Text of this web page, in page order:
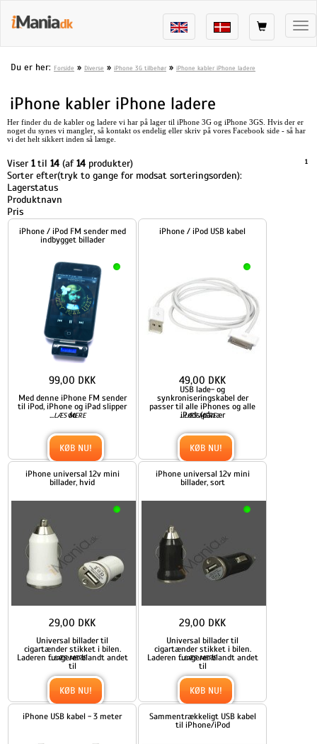
Du er her: Forside » Diverse » iPhone 3G tilbehør » iPhone kabler iPhone ladere
iPhone kabler iPhone ladere
Her finder du de kabler og ladere vi har på lager til iPhone 3G og iPhone 3GS. Hvis der er
noget du synes vi mangler, så kontakt os endelig eller skriv på vores Facebook side - så har
vi det helt sikkert inden så længe.
Viser 1til 14 (af14 produkter) 1
Sorter efter(tryk to gange for modsat sorteringsorden):
Lagerstatus
Produktnavn
Pris
iPhone / iPod FM sender med
indbygget billader
Med denne iPhone FM sender
til iPod, iPhone og iPad slipper
du
...LÆS MERE
99,00 DKK
KØB NU!
iPhone / iPod USB kabel
USB lade- og
synkroniseringskabel der
passer til alle iPhones og alle
iPods(pånær
...LÆS MERE
49,00 DKK
KØB NU!
iPhone universal 12v mini
billader, hvid
Universal billader til
cigartænder stikket i bilen.
Laderen fungerer blandt andet
til
...LÆS MERE
29,00 DKK
KØB NU!
iPhone universal 12v mini
billader, sort
Universal billader til
cigartænder stikket i bilen.
Laderen fungerer blandt andet
til
...LÆS MERE
29,00 DKK
KØB NU!
iPhone USB kabel - 3 meter
Sammentrækkeligt USB kabel
til iPhone/iPod